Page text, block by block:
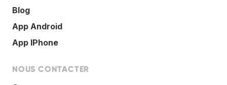
Blog
App Android
App IPhone
NOUS CONTACTER